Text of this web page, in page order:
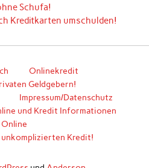
Schufa!
Kreditkarten umschulden!
Onlinekredit
Geldgebern!
Impressum/Datenschutz
und Kredit Informationen
Online
unkomplizierten Kredit!